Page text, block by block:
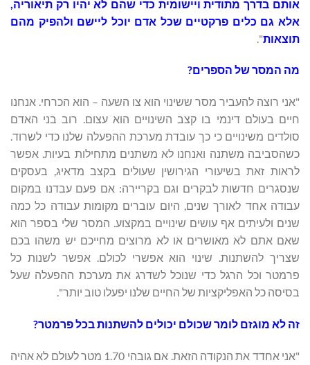
אותם בדרך מתודית ויישומית כדי שהם לא יהיו רק תיאוריה,
אלא גם כלים פרקטיים שכל אדם יוכל ליישם ולהפיק מהם
תוצאות".
מה המסר של הספרים?
"אני רוצה להעביר מסר ששינוי הוא צו השעה – הוא הכרחי. אנחנו
חיים בעולם דינמי בו קצב השינויים הוא עצום. רוב בני האדם
סולדים משינויים כי כך עובדת מערכת ההפעלה שלנו כדי לשרוד.
כשהסביבה משתנה ואנחנו לא משתנים מתחילות בעיות. אפשר
לראות זאת בשיעורי הגירושין שעולים בקצב מדאיג, בעסקים
שנסגרים חדשות לבקרים וגם בקריירה: אם פעם עבדנו במקום
עבודה אחד לאורך שנים, היום עוברים מקומות עבודה כל כמה
שנים ולעיתים אף עושים שינויים במקצוע. המסר שלי בספר הוא
שאם אתם לא מאושרים או לא מרוצים מחייכם יש משהו בכם
שצריך להשתנות. שינוי הוא אפשרי לכולם. אפשר לשנות כל
פרמטר וכל הרגל כדי שנוכל לשדרג את מערכת ההפעלה שעל
בסיסה כל האפליקציות של החיים שלנו יפעלו טוב יותר".
זה לא מוגזם לומר שכולם יכולים להשתנות בכל פרמטר?
"אני אחדד את הנקודה הזאת. אם גובהי 1.70 מטר לעולם לא אהיה